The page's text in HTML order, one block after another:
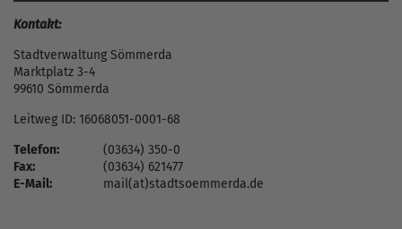
Kontakt:
Stadtverwaltung Sömmerda
Marktplatz 3-4
99610 Sömmerda
Leitweg ID: 16068051-0001-68
Telefon:
(03634) 350-0
Fax:
(03634) 621477
E-Mail:
mail(at)stadtsoemmerda.de